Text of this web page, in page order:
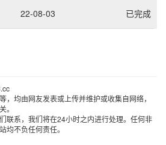
22-08-03 已完成
，均由网友发表或上传并维护或收集自网络，
。
联系，我们将在24小时之内进行处理。任何非
均不负任何责任。